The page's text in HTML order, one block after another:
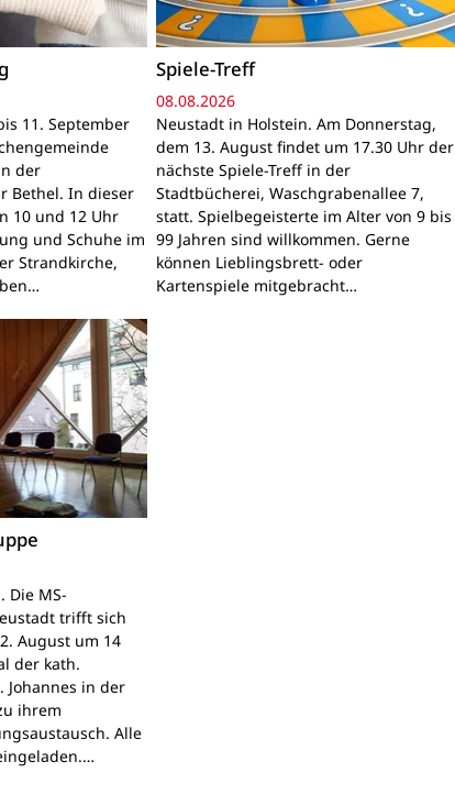
11. September
der
Bethel. In dieser
10 und 12 Uhr
und Schuhe im
Strandkirche,
Spiele-Treff
08.08.2026
Neustadt in Holstein. Am Donnerstag,
dem 13. August findet um 17.30 Uhr der
nächste Spiele-Treff in der
Stadtbücherei, Waschgrabenallee 7,
statt. Spielbegeisterte im Alter von 9 bis
99 Jahren sind willkommen. Gerne
können Lieblingsbrett- oder
Kartenspiele mitgebracht…
Die MS-
trifft sich
August um 14
der kath.
Johannes in der
ihrem
Alle